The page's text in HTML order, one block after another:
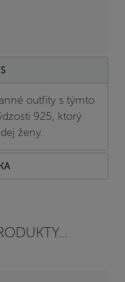
outfity s týmto
925, ktorý
ženy.